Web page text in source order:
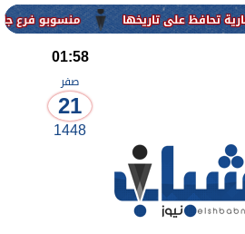
منسوبو فرع جامعة الأزهر
01:58
صفر
21
1448